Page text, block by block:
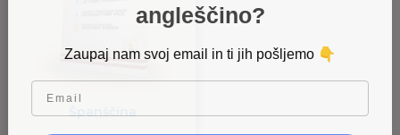
Španščina
angleščino?
Zaupaj nam svoj email in ti jih pošljemo 👇
email